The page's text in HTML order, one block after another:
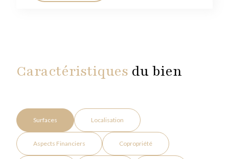
Caractéristiques du bien
Surfaces Localisation
Aspects Financiers Copropriété